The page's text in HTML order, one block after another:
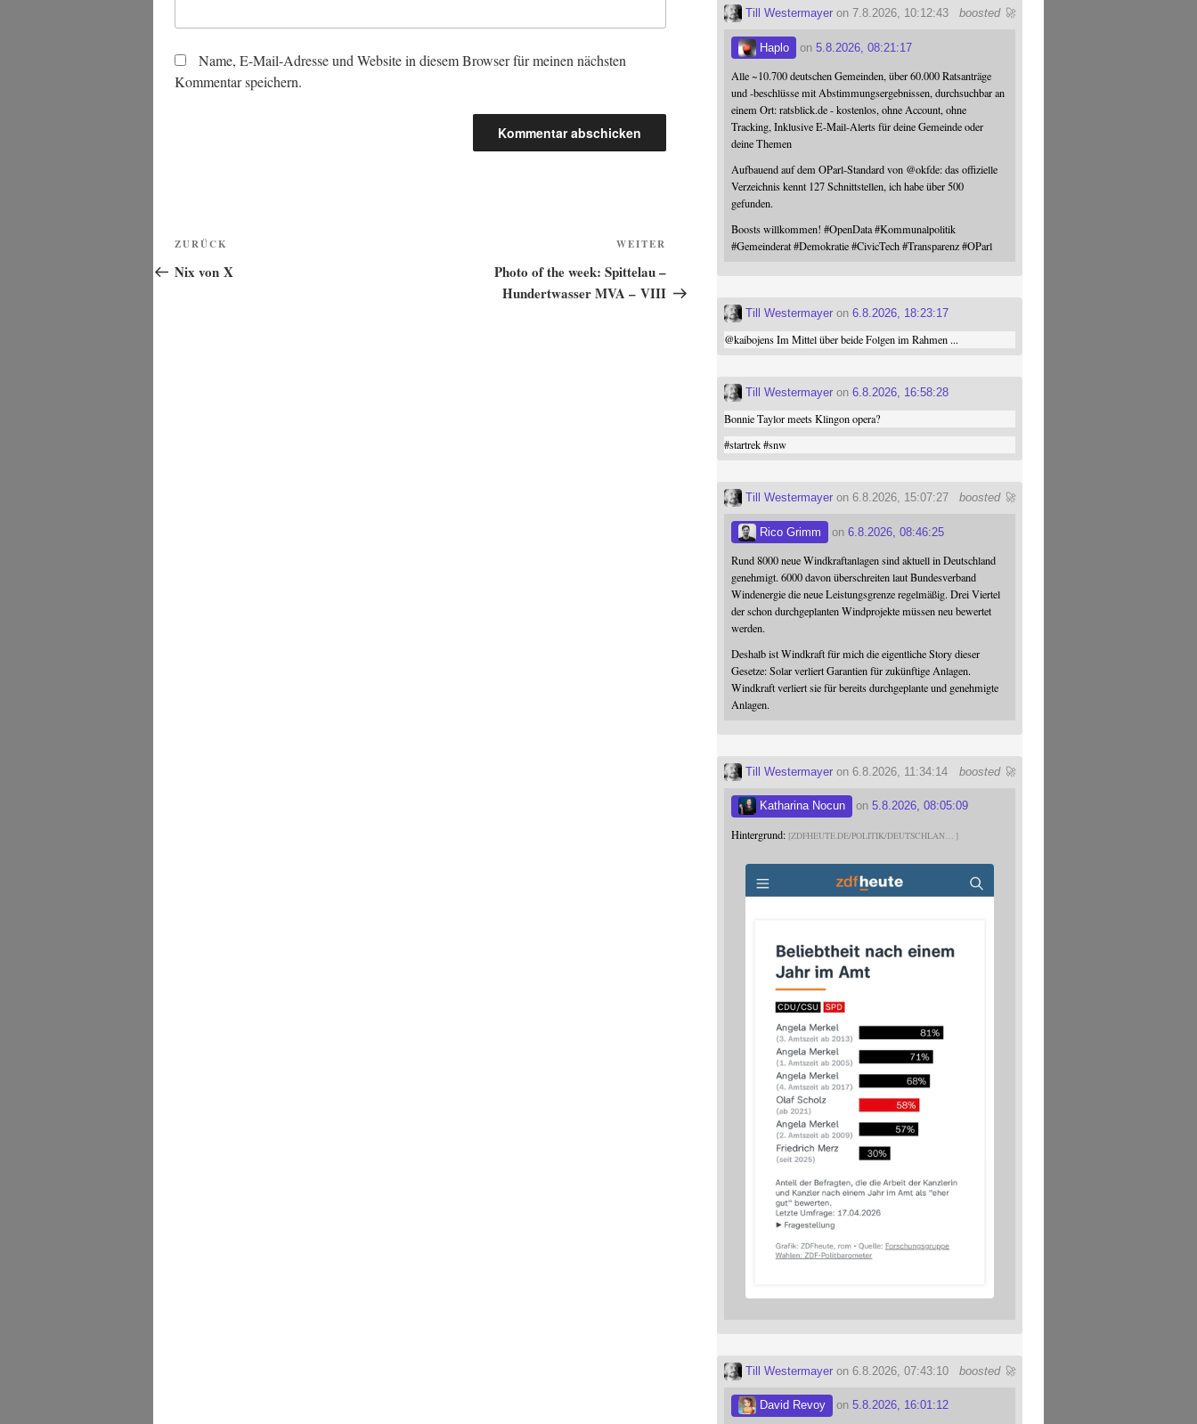
Name, E-Mail-Adresse und Website in diesem Browser für meinen nächsten
Kommentar speichern.
Beitragsnavigation
Vorheriger
Beitrag
ZURÜCK
Nix von X
WEITER
Photo of the week: Spittelau –
Hundertwasser MVA – VIII
boosted 🚀
Till Westermayer on 7.8.2026, 10:12:43
Haplo on5.8.2026, 08:21:17
Alle ~10.700 deutschen Gemeinden, über 60.000 Ratsanträge
und -beschlüsse mit Abstimmungsergebnissen, durchsuchbar an
einem Ort: ratsblick.de - kostenlos, ohne Account, ohne
Tracking, Inklusive E-Mail-Alerts für deine Gemeinde oder
deine Themen
Aufbauend auf dem OParl-Standard von @okfde: das offizielle
Verzeichnis kennt 127 Schnittstellen, ich habe über 500
gefunden.
Boosts willkommen!#OpenData #Kommunalpolitik
#Gemeinderat #Demokratie #CivicTech #Transparenz #OParl
Till Westermayer on6.8.2026, 18:23:17
@kaibojensIm Mittel über beide Folgen im Rahmen ...
Till Westermayer on6.8.2026, 16:58:28
Bonnie Taylor meets Klingon opera?
#startrek #snw
boosted 🚀
Till Westermayer on 6.8.2026, 15:07:27
Rico Grimm on6.8.2026, 08:46:25
Rund 8000 neue Windkraftanlagen sind aktuell in Deutschland
genehmigt. 6000 davon überschreiten laut Bundesverband
Windenergie die neue Leistungsgrenze regelmäßig. Drei Viertel
der schon durchgeplanten Windprojekte müssen neu bewertet
werden.
Deshalb ist Windkraft für mich die eigentliche Story dieser
Gesetze: Solar verliert Garantien für zukünftige Anlagen.
Windkraft verliert sie für bereits durchgeplante und genehmigte
Anlagen.
boosted 🚀
Till Westermayer on 6.8.2026, 11:34:14
Katharina Nocun on5.8.2026, 08:05:09
Hintergrund: ZDFHEUTE.DE/POLITIK/DEUTSCHLAN
boosted 🚀
Till Westermayer on 6.8.2026, 07:43:10
David Revoy on5.8.2026, 16:01:12